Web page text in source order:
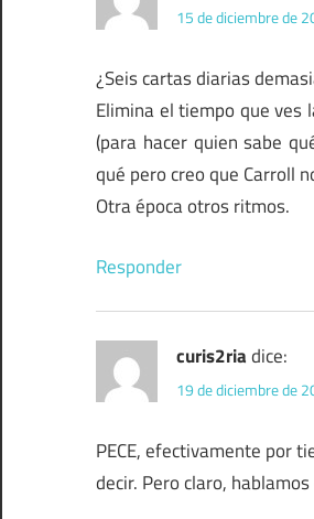
15 de diciembre de
¿Seis cartas diarias
Elimina el tiempo que ves
(para hacer quien sabe
qué pero creo que Carroll
Otra época otros ritmos.
Responder
curis2riadice:
19 de diciembre de
PECE, efectivamente por
decir. Pero claro,